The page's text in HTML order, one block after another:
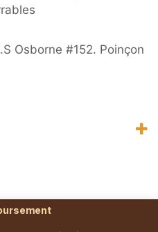
Osborne #152. Poinçon